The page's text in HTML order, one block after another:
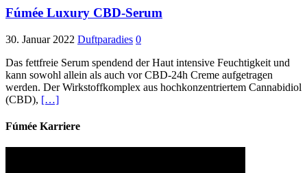
Fúmée Luxury CBD-Serum
30. Januar 2022 Duftparadies 0
Das fettfreie Serum spendend der Haut intensive Feuchtigkeit und
kann sowohl allein als auch vor CBD-24h Creme aufgetragen
werden. Der Wirkstoffkomplex aus hochkonzentriertem Cannabidiol
(CBD), […]
Fúmée Karriere